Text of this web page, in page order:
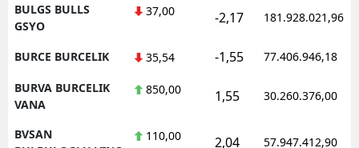
BULGS BULLS
GSYO
37,00 -2,17 181.928.021,96
BURCE BURCELIK 35,54 -1,55 77.406.946,18
BURVA BURCELIK
VANA
850,00 1,55 30.260.376,00
BVSAN
110,00 2,04 57.947.412,90